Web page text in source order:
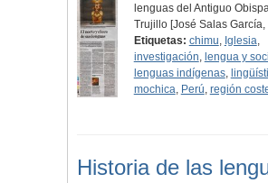
lenguas del Antiguo
Trujillo [José Salas García,
Etiquetas: chimu, Iglesia,
investigación, lengua y
lenguas indígenas,
mochica, Perú, región
Historia de las